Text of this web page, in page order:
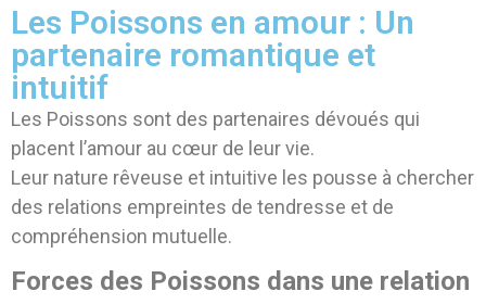
Les Poissons en amour : Un
partenaire romantique et
intuitif
Les Poissons sont des partenaires dévoués qui
placent l’amour au cœur de leur vie.
Leur nature rêveuse et intuitive les pousse à chercher
des relations empreintes de tendresse et de
compréhension mutuelle.
Forces des Poissons dans une relation